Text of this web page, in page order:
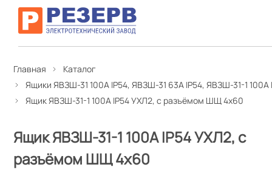
Главная
Каталог
Ящики ЯВЗШ-31 100А IP54, ЯВЗШ-31 63А IP54, ЯВЗШ-31-1 100А
Ящик ЯВЗШ-31-1 100А IP54 УХЛ2, с разъёмом ШЩ 4х60
Ящик ЯВЗШ-31-1 100А IP54 УХЛ2, с
разъёмом ШЩ 4х60